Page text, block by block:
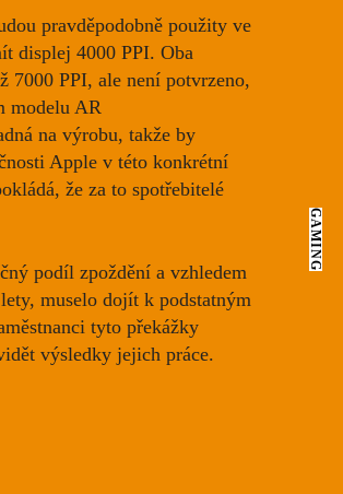
pravděpodobně použity ve
displej 4000 PPI. Oba
PPI, ale není potvrzeno,
modelu AR
na výrobu, takže by
Apple v této konkrétní
že za to spotřebitelé
podíl zpoždění a vzhledem
, muselo dojít k podstatným
tyto překážky
výsledky jejich práce.
GAMING